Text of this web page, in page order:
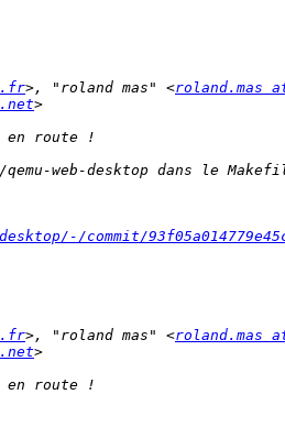
>, "roland mas" <roland.mas
web-desktop dans le
commit/
>, "roland mas" <roland.mas